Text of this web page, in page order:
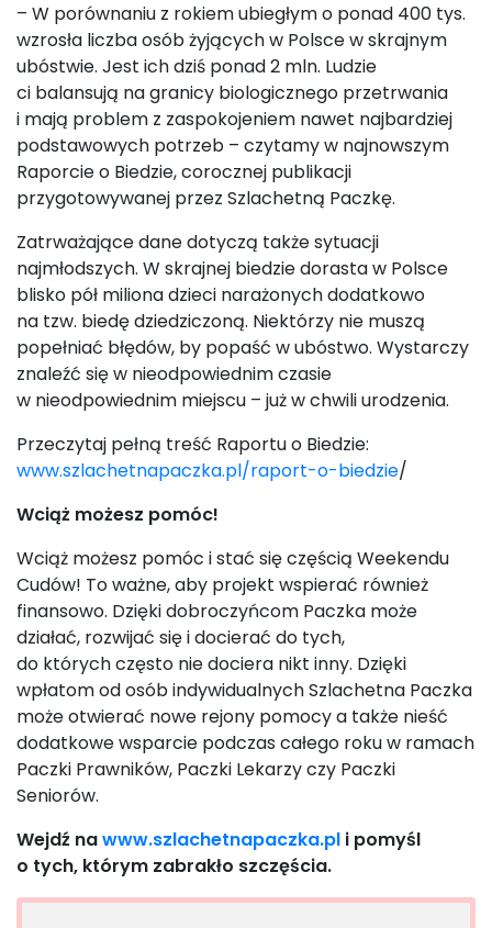
– W porównaniu z rokiem ubiegłym o ponad 400 tys.
wzrosła liczba osób żyjących w Polsce w skrajnym
ubóstwie. Jest ich dziś ponad 2 mln. Ludzie
ci balansują na granicy biologicznego przetrwania
i mają problem z zaspokojeniem nawet najbardziej
podstawowych potrzeb – czytamy w najnowszym
Raporcie o Biedzie, corocznej publikacji
przygotowywanej przez Szlachetną Paczkę.
Zatrważające dane dotyczą także sytuacji
najmłodszych. W skrajnej biedzie dorasta w Polsce
blisko pół miliona dzieci narażonych dodatkowo
na tzw. biedę dziedziczoną. Niektórzy nie muszą
popełniać błędów, by popaść w ubóstwo. Wystarczy
znaleźć się w nieodpowiednim czasie
w nieodpowiednim miejscu – już w chwili urodzenia.
Przeczytaj pełną treść Raportu o Biedzie:
www.szlachetnapaczka.pl/raport-o-biedzie/
Wciąż możesz pomóc!
Wciąż możesz pomóc i stać się częścią Weekendu
Cudów! To ważne, aby projekt wspierać również
finansowo. Dzięki dobroczyńcom Paczka może
działać, rozwijać się i docierać do tych,
do których często nie dociera nikt inny. Dzięki
wpłatom od osób indywidualnych Szlachetna Paczka
może otwierać nowe rejony pomocy a także nieść
dodatkowe wsparcie podczas całego roku w ramach
Paczki Prawników, Paczki Lekarzy czy Paczki
Seniorów.
Wejdź nawww.szlachetnapaczka.pl i pomyśl
o tych, którym zabrakło szczęścia.